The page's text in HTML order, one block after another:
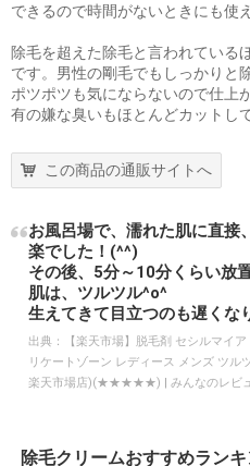
できるので時間がないときにも使
除毛を超えた除毛と言われている
です。男性の剛毛でもしっかりと
ポツポツも気にならないので仕上
有の嫌な臭いもほとんどカットし
この商品の通販サイトへ
お風呂場で、濡れた肌に直接
楽でした！(^^)
その後、5分～10分くらい放
肌は、ツルツル^o^
生えてきて目立つのも遅くな
出典：
【楽天市場】脱毛剤 セシルマイ
リケートゾーン レディース メンズ ツ
楽天市場店)(★★★★★) | みんなのレビュ
除毛クリームおすすめラン